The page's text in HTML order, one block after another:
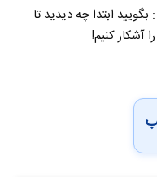
ابتدا چه دیدید تا
آشکار کنیم!